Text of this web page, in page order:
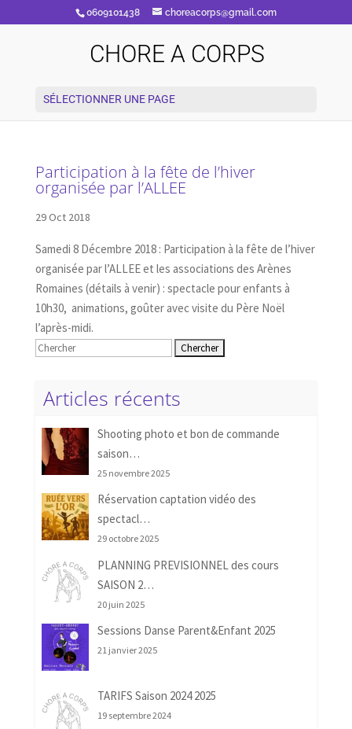
0609101438 choreacorps@gmail.com
CHORE A CORPS
SÉLECTIONNER UNE PAGE
Participation à la fête de l’hiver
organisée par l’ALLEE
29 Oct 2018
Samedi 8 Décembre 2018 : Participation à la fête de l’hiver
organisée par l’ALLEE et les associations des Arènes
Romaines (détails à venir) : spectacle pour enfants à
10h30, animations, goûter avec visite du Père Noël
l’après-midi.
Rechercher:
Articles récents
Shooting photo et bon de commande
saison…
25 novembre 2025
Réservation captation vidéo des
spectacl…
29 octobre 2025
PLANNING PREVISIONNEL des cours
SAISON 2…
20 juin 2025
Sessions Danse Parent&Enfant 2025
21 janvier 2025
TARIFS Saison 2024 2025
19 septembre 2024